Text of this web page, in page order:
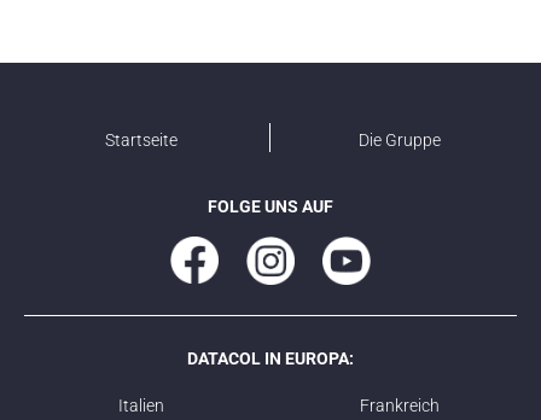
Startseite Die Gruppe
FOLGE UNS AUF
DATACOL IN EUROPA:
Italien Frankreich